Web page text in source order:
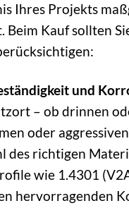
Ihres Projekts
Beim Kauf sollten
und
– ob drinnen
oder
des richtigen
wie 1.4301
hervorragenden